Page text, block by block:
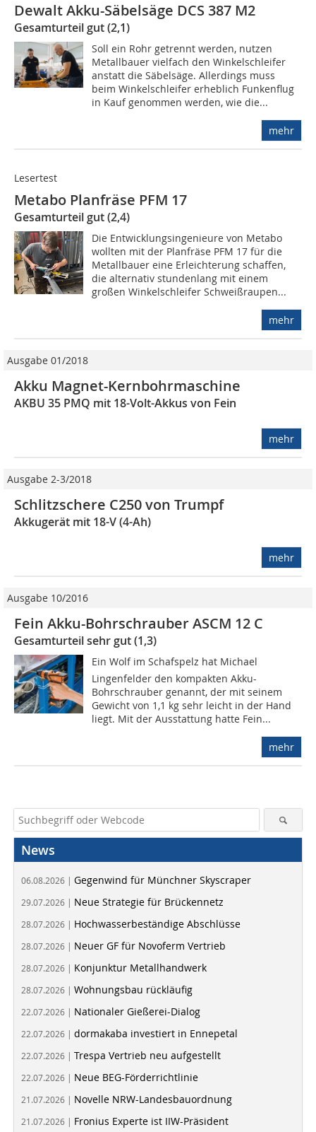
Dewalt Akku-Säbelsäge DCS 387 M2
Gesamturteil gut (2,1)
Soll ein Rohr getrennt werden, nutzen
Metallbauer vielfach den Winkelschleifer
anstatt die Säbelsäge. Allerdings muss
beim Winkelschleifer erheblich Funkenflug
in Kauf genommen werden, wie die...
mehr
Lesertest
Metabo Planfräse PFM 17
Gesamturteil gut (2,4)
Die Entwicklungsingenieure von Metabo
wollten mit der Planfräse PFM 17 für die
Metallbauer eine Erleichterung schaffen,
die alternativ stundenlang mit einem
großen Winkelschleifer Schweißraupen...
mehr
Ausgabe 01/2018
Akku Magnet-Kernbohrmaschine
AKBU 35 PMQ mit 18-Volt-Akkus von Fein
mehr
Ausgabe 2-3/2018
Schlitzschere C250 von Trumpf
Akkugerät mit 18-V (4-Ah)
mehr
Ausgabe 10/2016
Fein Akku-Bohrschrauber ASCM 12 C
Gesamturteil sehr gut (1,3)
Ein Wolf im Schafspelz hat Michael
Lingenfelder den kompakten Akku-
Bohrschrauber genannt, der mit seinem
Gewicht von 1,1 kg sehr leicht in der Hand
liegt. Mit der Ausstattung hatte Fein...
mehr
News
06.08.2026 | Gegenwind für Münchner Skyscraper
29.07.2026 | Neue Strategie für Brückennetz
28.07.2026 | Hochwasserbeständige Abschlüsse
28.07.2026 | Neuer GF für Novoferm Vertrieb
28.07.2026 | Konjunktur Metallhandwerk
28.07.2026 | Wohnungsbau rückläufig
22.07.2026 | Nationaler Gießerei-Dialog
22.07.2026 | dormakaba investiert in Ennepetal
22.07.2026 | Trespa Vertrieb neu aufgestellt
22.07.2026 | Neue BEG-Förderrichtlinie
21.07.2026 | Novelle NRW-Landesbauordnung
21.07.2026 | Fronius Experte ist IIW-Präsident